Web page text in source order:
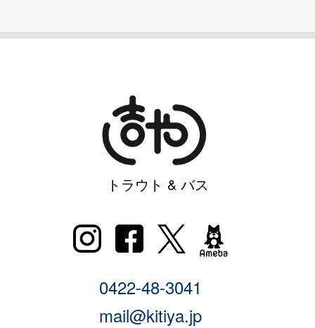
トラウト & バス
0422-48-3041
mail@kitiya.jp